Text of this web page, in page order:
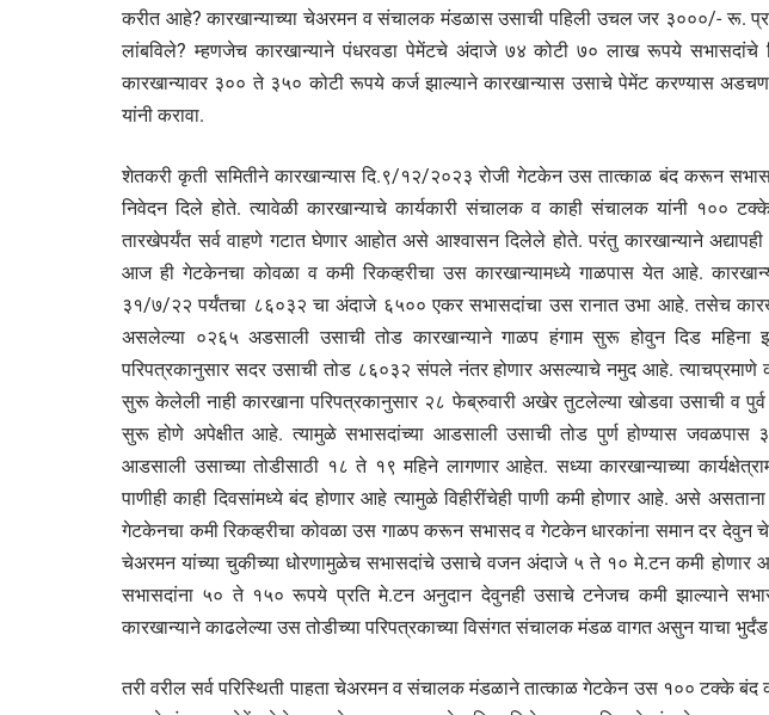
करीत आहे? कारखान्याच्या चेअरमन व संचालक मंडळास उसाची पहिली उचल जर ३०००/- रू.
लांबविले? म्हणजेच कारखान्याने पंधरवडा पेमेंटचे अंदाजे ७४ कोटी ७० लाख रूपये सभासदांचे
कारखान्यावर ३०० ते ३५० कोटी रूपये कर्ज झाल्याने कारखान्यास उसाचे पेमेंट करण्यास
यांनी करावा.
शेतकरी कृती समितीने कारखान्यास दि.९/१२/२०२३ रोजी गेटकेन उस तात्काळ बंद करून
निवेदन दिले होते. त्यावेळी कारखान्याचे कार्यकारी संचालक व काही संचालक यांनी
तारखेपर्यंत सर्व वाहणे गटात घेणार आहोत असे आश्वासन दिलेले होते. परंतु कारखान्याने
आज ही गेटकेनचा कोवळा व कमी रिकव्हरीचा उस कारखान्यामध्ये गाळपास येत आहे.
३१/७/२२ पर्यंतचा ८६०३२ चा अंदाजे ६५०० एकर सभासदांचा उस रानात उभा आहे. तसेच
असलेल्या ०२६५ अडसाली उसाची तोड कारखान्याने गाळप हंगाम सुरू होवुन दिड
परिपत्रकानुसार सदर उसाची तोड ८६०३२ संपले नंतर होणार असल्याचे नमुद आहे. त्याचप्रमाणे
सुरू केलेली नाही कारखाना परिपत्रकानुसार २८ फेब्रुवारी अखेर तुटलेल्या खोडवा उसाची व
सुरू होणे अपेक्षीत आहे. त्यामुळे सभासदांच्या आडसाली उसाची तोड पुर्ण होण्यास जवळपास
आडसाली उसाच्या तोडीसाठी १८ ते १९ महिने लागणार आहेत. सध्या कारखान्याच्या
पाणीही काही दिवसांमध्ये बंद होणार आहे त्यामुळे विहीरींचेही पाणी कमी होणार आहे. असे
गेटकेनचा कमी रिकव्हरीचा कोवळा उस गाळप करून सभासद व गेटकेन धारकांना समान दर देवुन
चेअरमन यांच्या चुकीच्या धोरणामुळेच सभासदांचे उसाचे वजन अंदाजे ५ ते १० मे.टन कमी होणार
सभासदांना ५० ते १५० रूपये प्रति मे.टन अनुदान देवुनही उसाचे टनेजच कमी झाल्याने
कारखान्याने काढलेल्या उस तोडीच्या परिपत्रकाच्या विसंगत संचालक मंडळ वागत असुन याचा
तरी वरील सर्व परिस्थिती पाहता चेअरमन व संचालक मंडळाने तात्काळ गेटकेन उस १०० टक्के बंद